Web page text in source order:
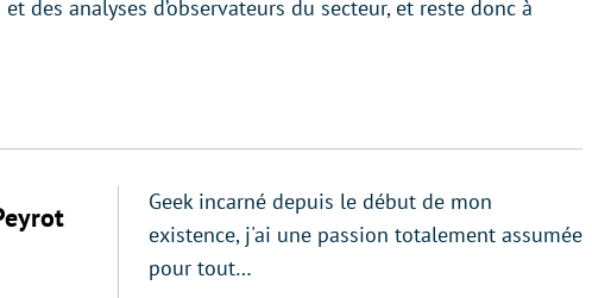
des analyses d’observateurs du secteur, et reste donc à
Geek incarné depuis le début de mon
existence, j'ai une passion totalement assumée
pour tout…